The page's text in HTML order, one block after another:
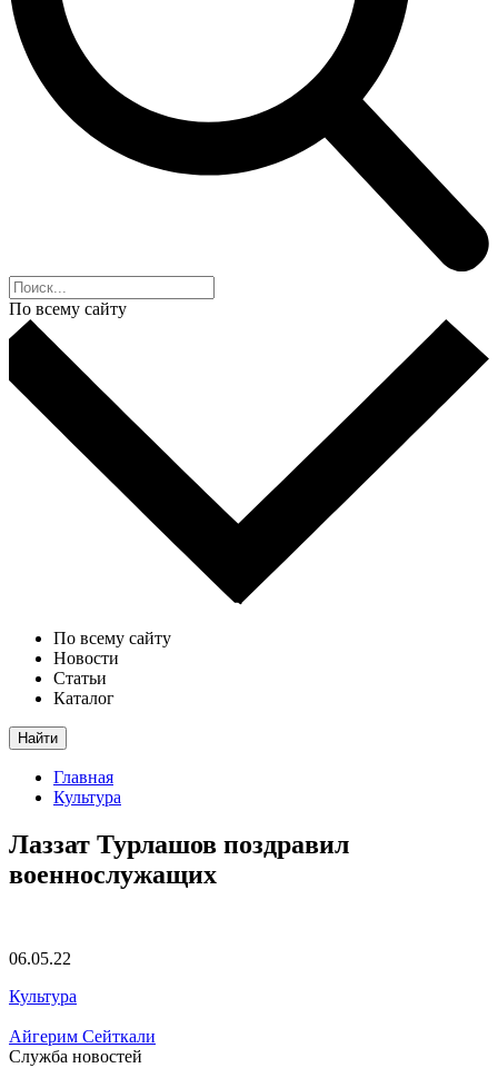
По всему сайту
По всему сайту
Новости
Статьи
Каталог
Найти
Главная
Культура
Лаззат Турлашов поздравил
военнослужащих
06.05.22
Культура
Айгерим Сейткали
Служба новостей